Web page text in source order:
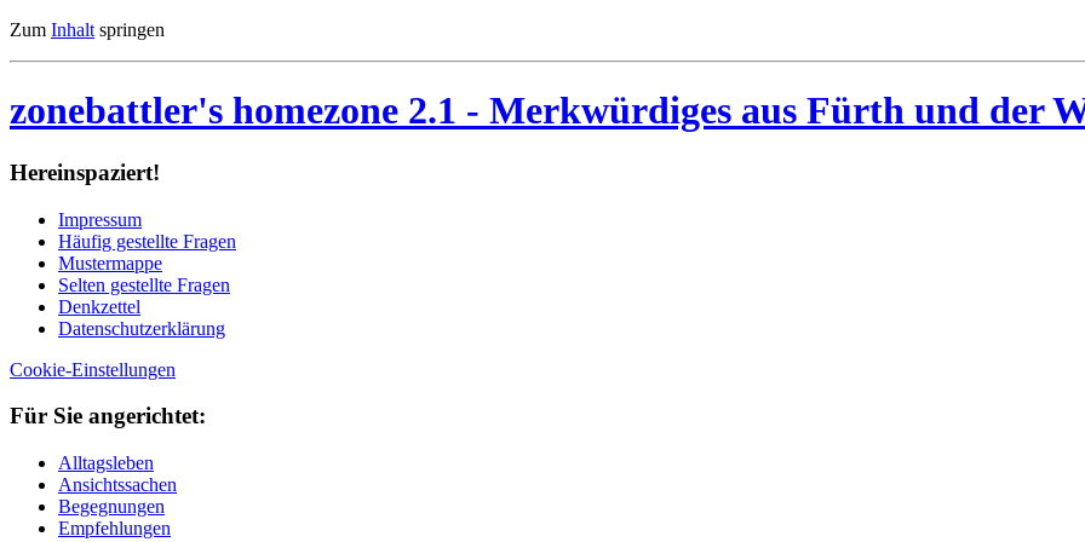
Zum Inhalt springen
zonebattler's homezone 2.1 - Merkwürdiges aus Fürth und der
Her­ein­spa­ziert!
Im­pres­sum
Häu­fig ge­stell­te Fra­gen
Mu­ster­map­pe
Sel­ten ge­stell­te Fra­gen
Denk­zet­tel
Da­ten­schutz­er­klä­rung
Cookie-Einstellungen
Für Sie an­ge­rich­tet:
Alltagsleben
Ansichtssachen
Begegnungen
Empfehlungen